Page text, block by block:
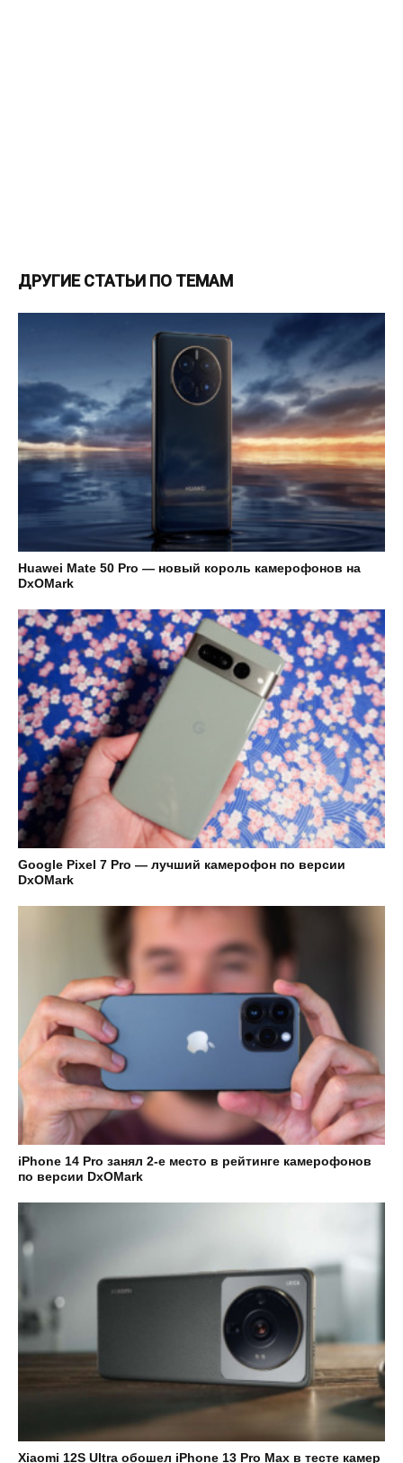
ДРУГИЕ СТАТЬИ ПО ТЕМАМ
Huawei Mate 50 Pro — новый король камерофонов на
DxOMark
Google Pixel 7 Pro — лучший камерофон по версии
DxOMark
iPhone 14 Pro занял 2-е место в рейтинге камерофонов
по версии DxOMark
Xiaomi 12S Ultra обошел iPhone 13 Pro Max в тесте камер